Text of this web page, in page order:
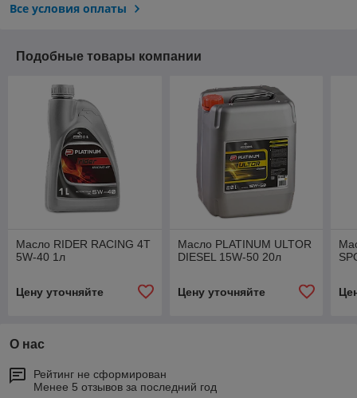
Все условия оплаты
Подобные товары компании
Масло RIDER RACING 4T
5W-40 1л
Цену уточняйте
Масло PLATINUM ULTOR
DIESEL 15W-50 20л
Цену уточняйте
О нас
Рейтинг не сформирован
Менее 5 отзывов за последний год